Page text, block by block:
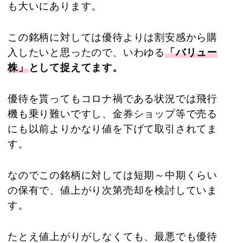
も大いにあります。
この銘柄に対しては優待よりは割安感から購
入したいと思ったので、いわゆる「バリュー
株」として捉えてます。
優待を貰ってもコロナ禍である状況では飛行
機も乗り難いですし、金券ショップ等で売る
にも以前よりかなり値を下げて取引されてま
す。
なのでこの銘柄に対しては短期～中期くらい
の保有で、値上がり次第売却を検討していま
す。
たとえ値上がりがしなくても、最悪でも優待